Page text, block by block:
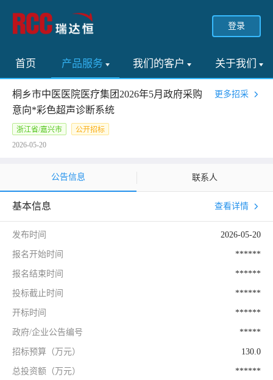
登录
首页 产品服务 我们的客户 关于我们
桐乡市中医医院医疗集团2026年5月政府采购
意向*彩色超声诊断系统
更多招采
浙江省/嘉兴市
公开招标
2026-05-20
公告信息 联系人
基本信息 查看详情
发布时间 2026-05-20
报名开始时间 ******
报名结束时间 ******
投标截止时间 ******
开标时间 ******
政府/企业公告编号 *****
招标预算（万元） 130.0
总投资额（万元） ******